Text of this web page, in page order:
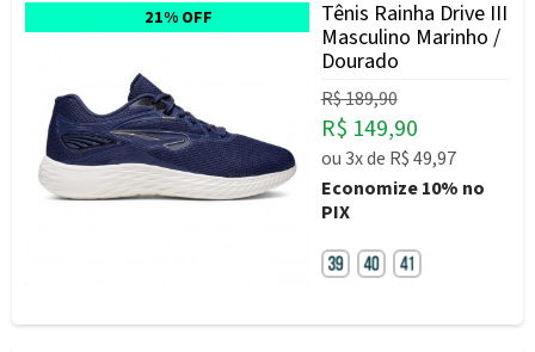
21% OFF
Tênis Rainha Drive III
Masculino Marinho /
Dourado
R$ 189,90
R$ 149,90
ou3xde R$ 49,97
Economize10% no
PIX